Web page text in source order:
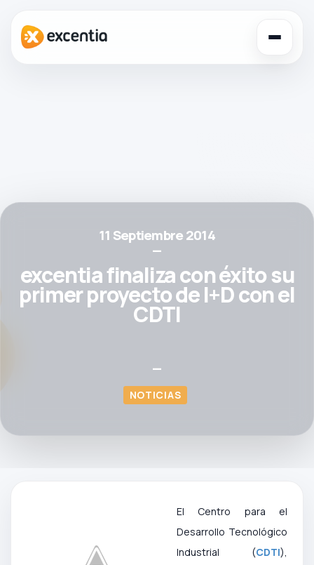
11 Septiembre 2014
—
excentia finaliza con éxito su
primer proyecto de I+D con el
CDTI
—
NOTICIAS
El Centro para el
Desarrollo Tecnológico
Industrial (CDTI),